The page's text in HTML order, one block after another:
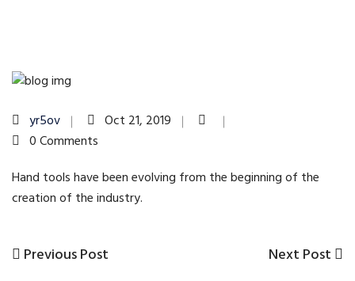
yr5ov
Oct 21, 2019
0 Comments
Hand tools have been evolving from the beginning of the
creation of the industry.
Post
Previous
Previous Post
Next
Next Post